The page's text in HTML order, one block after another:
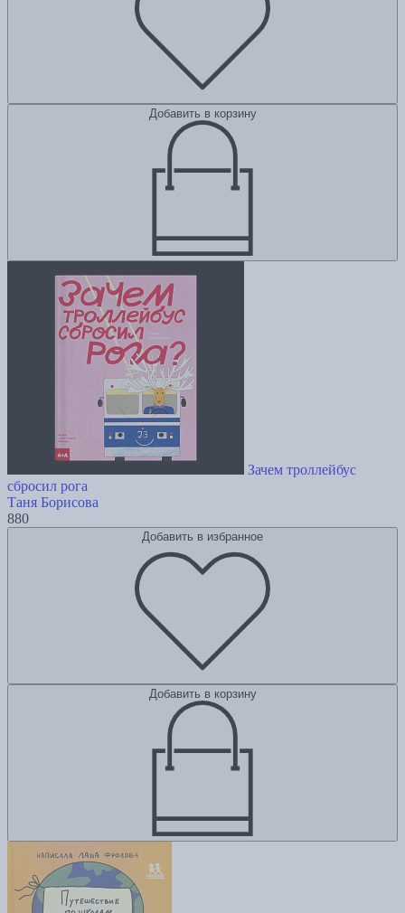
Добавить в корзину
Зачем троллейбус
сбросил рога
Таня Борисова
880
Добавить в избранное
Добавить в корзину